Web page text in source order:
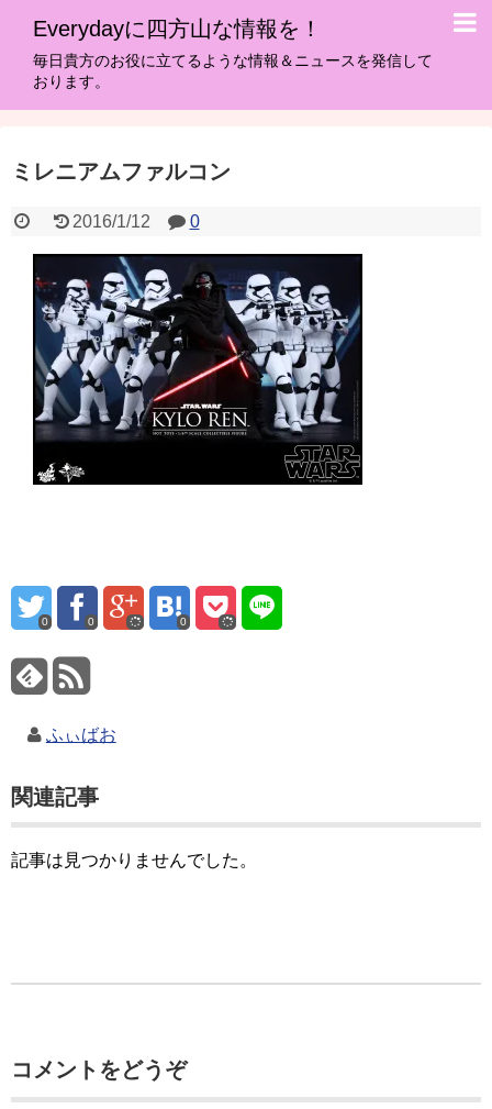
Everydayに四方山な情報を！
毎日貴方のお役に立てるような情報＆ニュースを発信して
おります。
ミレニアムファルコン
2016/1/12 0
0 0 0
ふぃばお
関連記事
記事は見つかりませんでした。
コメントをどうぞ